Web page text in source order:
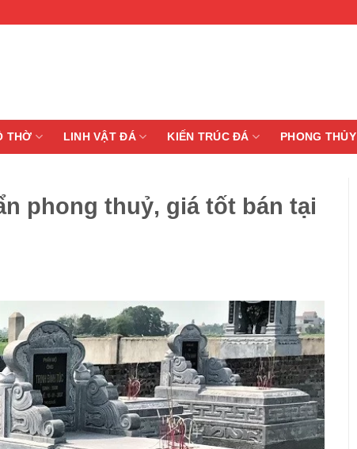
THỜ LINH VẬT ĐÁ KIẾN TRÚC ĐÁ PHONG THỦY
phong thuỷ, giá tốt bán tại